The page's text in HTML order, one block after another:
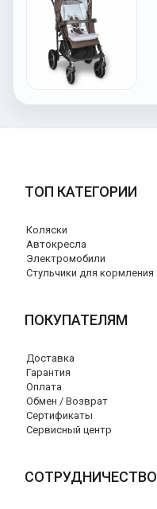
ТОП КАТЕГОРИИ
Коляски
Автокресла
Электромобили
Стульчики для кормления
ПОКУПАТЕЛЯМ
Доставка
Гарантия
Оплата
Обмен / Возврат
Сертификаты
Сервисный центр
СОТРУДНИЧЕСТВО